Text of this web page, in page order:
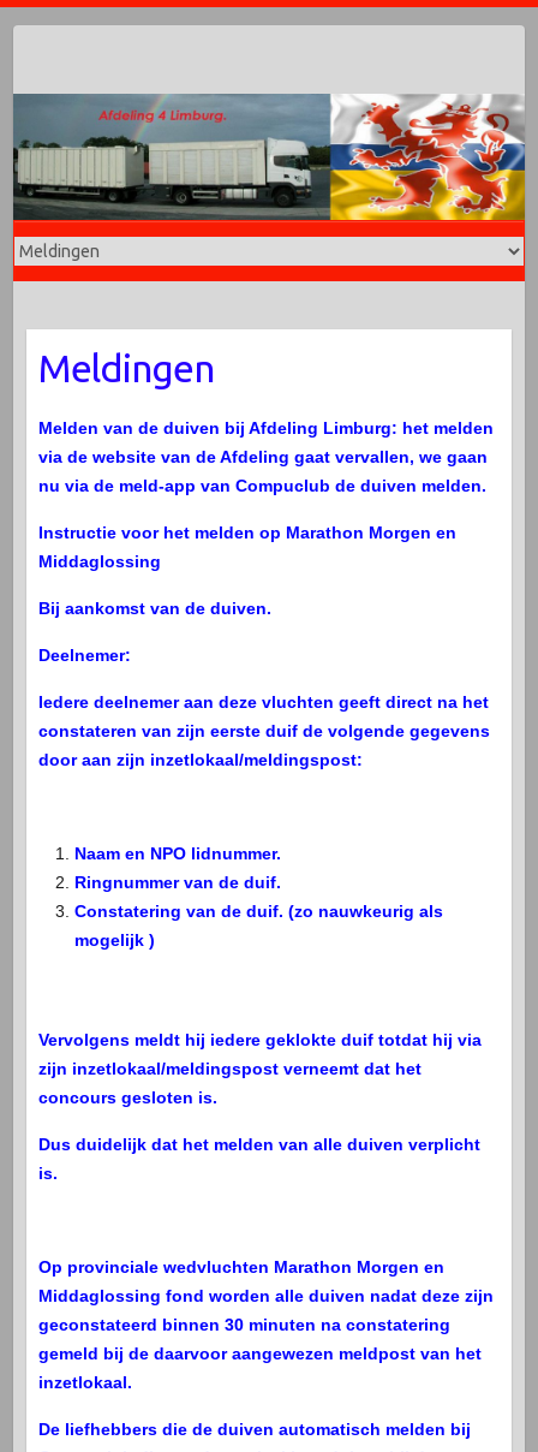
Meldingen
Melden van de duiven bij Afdeling Limburg: het melden
via de website van de Afdeling gaat vervallen, we gaan
nu via de meld-app van Compuclub de duiven melden.
Instructie voor het melden op Marathon Morgen en
Middaglossing
Bij aankomst van de duiven.
Deelnemer:
Iedere deelnemer aan deze vluchten geeft direct na het
constateren van zijn eerste duif de volgende gegevens
door aan zijn inzetlokaal/meldingspost:
Naam en NPO lidnummer.
Ringnummer van de duif.
Constatering van de duif. (zo nauwkeurig als
mogelijk )
Vervolgens meldt hij iedere geklokte duif totdat hij via
zijn inzetlokaal/meldingspost verneemt dat het
concours gesloten is.
Dus duidelijk dat het melden van alle duiven verplicht
is.
Op provinciale wedvluchten Marathon Morgen en
Middaglossing fond worden alle duiven nadat deze zijn
geconstateerd binnen 30 minuten na constatering
gemeld bij de daarvoor aangewezen meldpost van het
inzetlokaal.
De liefhebbers die de duiven automatisch melden bij